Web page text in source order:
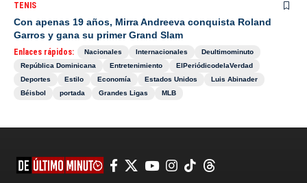
TENIS
Con apenas 19 años, Mirra Andreeva conquista Roland
Garros y gana su primer Grand Slam
Enlaces rápidos: Nacionales Internacionales
Deultimominuto
República Dominicana
Entretenimiento
ElPeriódicodelaVerdad
Deportes
Estilo Economía Estados Unidos
Luis Abinader
Béisbol
portada Grandes Ligas MLB